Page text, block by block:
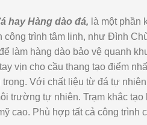
hay Hàng dào đá, là một phần
công trình tâm linh, như Đình
làm hàng dào bảo vệ quanh
vịn cho cầu thang tạo điểm
trọng. Với chất liệu từ đá tự
trường tự nhiên. Trạm khắc tạo
cao. Phù hợp tất cả công trình